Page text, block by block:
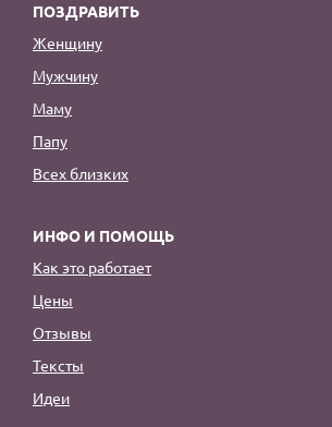
ПОЗДРАВИТЬ
Женщину
Мужчину
Маму
Папу
Всех близких
ИНФО И ПОМОЩЬ
Как это работает
Цены
Отзывы
Тексты
Идеи